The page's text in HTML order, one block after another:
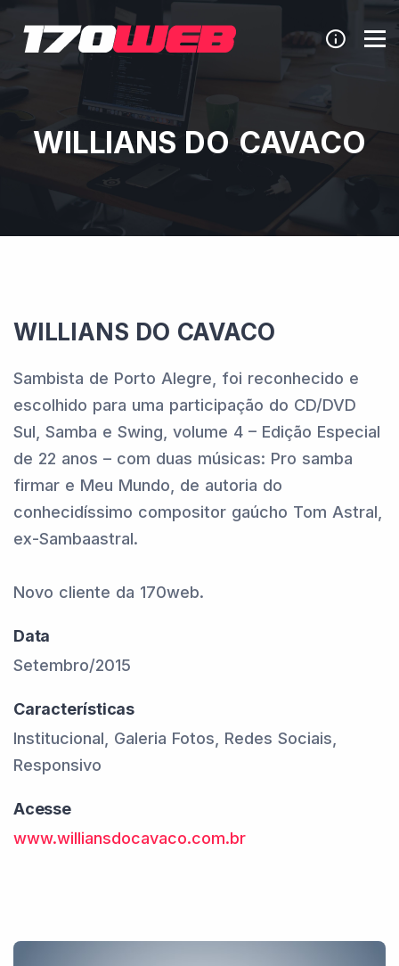
WILLIANS DO CAVACO
WILLIANS DO CAVACO
Sambista de Porto Alegre, foi reconhecido e
escolhido para uma participação do CD/DVD
Sul, Samba e Swing, volume 4 – Edição Especial
de 22 anos – com duas músicas: Pro samba
firmar e Meu Mundo, de autoria do
conhecidíssimo compositor gaúcho Tom Astral,
ex-Sambaastral.
Novo cliente da 170web.
Data
Setembro/2015
Características
Institucional, Galeria Fotos, Redes Sociais,
Responsivo
Acesse
www.williansdocavaco.com.br